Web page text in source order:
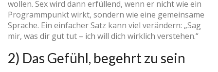
wollen. Sex wird dann erfüllend, wenn er nicht wie ein
Programmpunkt wirkt, sondern wie eine gemeinsame
Sprache. Ein einfacher Satz kann viel verändern: „Sag
mir, was dir gut tut – ich will dich wirklich verstehen.“
2) Das Gefühl, begehrt zu sein